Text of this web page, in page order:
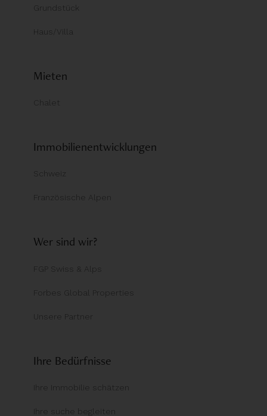
Grundstück
Haus/Villa
Mieten
Chalet
Immobilienentwicklungen
Schweiz
Französische Alpen
Wer sind wir?
FGP Swiss & Alps
Forbes Global Properties
Unsere Partner
Ihre Bedürfnisse
Ihre Immobilie schätzen
Ihre suche begleiten